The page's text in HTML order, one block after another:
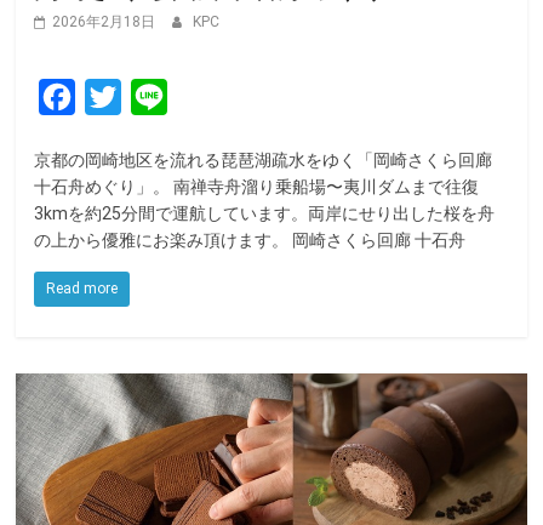
2026年2月18日 KPC
c
e
b
o
T
i
t
t
e
n
e
京都の岡崎地区を流れる琵琶湖疏水をゆく「岡崎さくら回廊
十石舟めぐり」。 南禅寺舟溜り乗船場〜夷川ダムまで往復
3kmを約25分間で運航しています。両岸にせり出した桜を舟
の上から優雅にお楽み頂けます。 岡崎さくら回廊 十石舟
Read more